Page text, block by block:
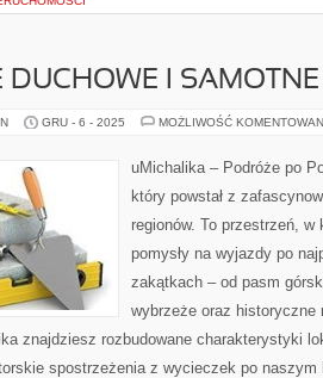
DUCHOWE I
GRU - 6 - 2025 MOŻLIWOŚĆ
uMichalika – Podróże po
który powstał z
regionów. To przestrzeń,
pomysły na wyjazdy po
zakątkach – od pasm
wybrzeże oraz
znajdziesz rozbudowane charakterystyki
spostrzeżenia z wycieczek po naszym